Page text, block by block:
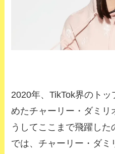
2020年、TikTok界のトッ
めたチャーリー・ダミ
うしてここまで飛躍し
では、チャーリー・ダ